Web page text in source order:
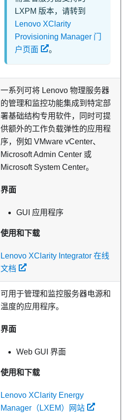
LXPM 版本，请转到
Lenovo XClarity
Provisioning Manager 门
户页面
。
一系列可将 Lenovo 物理服务器
的管理和监控功能集成到特定部
署基础结构专用软件，同时可提
供额外的工作负载弹性的应用程
序，例如 VMware vCenter、
Microsoft Admin Center 或
Microsoft System Center。
界面
GUI 应用程序
使用和下载
Lenovo XClarity Integrator 在线
文档
可用于管理和监控服务器电源和
温度的应用程序。
界面
Web GUI 界面
使用和下载
Lenovo XClarity Energy
Manager（LXEM）网站